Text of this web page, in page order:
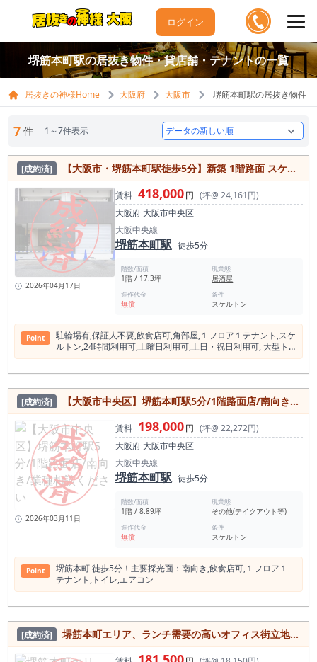
ログイン
堺筋本町駅の居抜き物件・貸店舗・テナントの一覧
居抜きの神様Home 大阪府 大阪市 堺筋本町駅の居抜き物件
7 件 1～7件表示
[成約済] 【大阪市・堺筋本町駅徒歩5分】新築 1階路面 スケルトン 1フロア1テナント
2026年04月17日
賃料 418,000円 (坪@ 24,161円)
大阪府 大阪市中央区
大阪中央線
堺筋本町駅 徒歩5分
階数/面積
1階 / 17.3坪
現業態
居酒屋
造作代金
無償
条件
スケルトン
Point
駐輪場有,保証⼈不要,飲⾷店可,⾓部屋,１フロア１テナント,スケ
ルトン,24時間利⽤可,⼟曜⽇利⽤可,⼟⽇・祝⽇利⽤可, ⼤型ト
ラック搬⼊可,天井⾼２.５ｍ以上 ,耐震構造(新耐震基準),都市ガ
[成約済]
【⼤阪市中央区】堺筋本町駅5分/1階路面店/南向き/業種相談ください
2026年03月11日
賃料 198,000円 (坪@ 22,272円)
大阪府 大阪市中央区
大阪中央線
堺筋本町駅 徒歩5分
階数/面積
1階 / 8.89坪
現業態
その他(テイクアウト等)
造作代金
無償
条件
スケルトン
Point
堺筋本町 徒歩5分！主要採光⾯：南向き,飲⾷店可,１フロア１
テナント,トイレ,エアコン
[成約済] 堺筋本町エリア、ランチ需要の高いオフィス街立地！路面飲食居抜き！